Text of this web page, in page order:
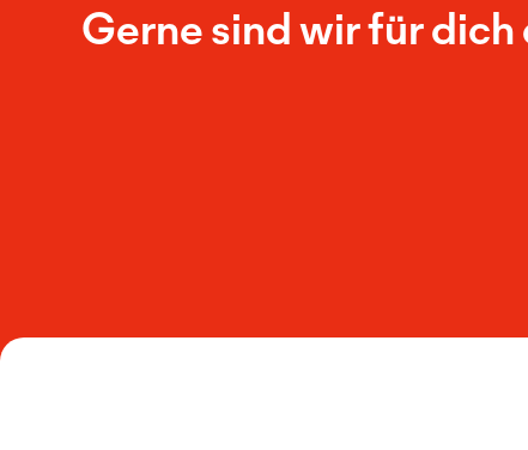
Gerne sind wir für dich